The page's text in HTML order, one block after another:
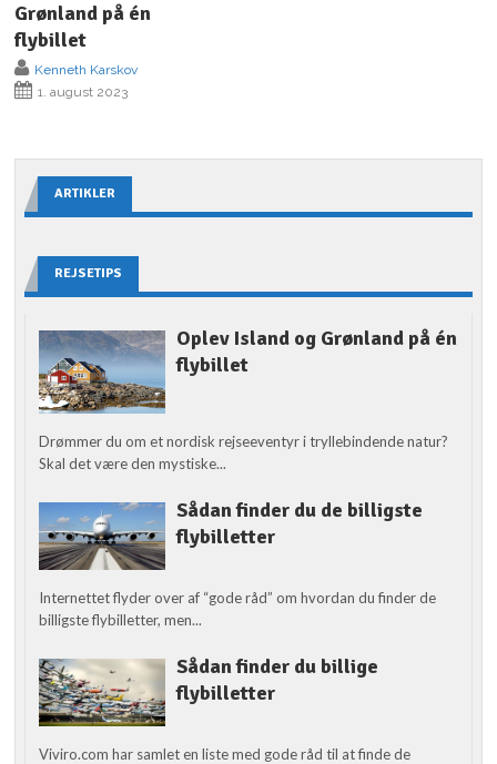
Grønland på én
flybillet
Kenneth Karskov
1. august 2023
ARTIKLER
REJSETIPS
Oplev Island og Grønland på én
flybillet
Drømmer du om et nordisk rejseeventyr i tryllebindende natur?
Skal det være den mystiske...
Sådan finder du de billigste
flybilletter
Internettet flyder over af “gode råd” om hvordan du finder de
billigste flybilletter, men...
Sådan finder du billige
flybilletter
Viviro.com har samlet en liste med gode råd til at finde de